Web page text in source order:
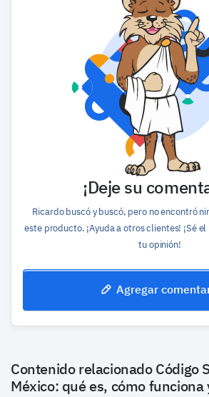
¡Deje su
Ricardo buscó y buscó, pero no encontró
este producto. ¡Ayuda a otros clientes! ¡Sé
tu opinión!
Agregar
Contenido relacionadoCódigo
México: qué es, cómo